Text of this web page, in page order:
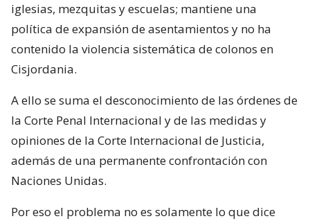
iglesias, mezquitas y escuelas; mantiene una
política de expansión de asentamientos y no ha
contenido la violencia sistemática de colonos en
Cisjordania.
A ello se suma el desconocimiento de las órdenes de
la Corte Penal Internacional y de las medidas y
opiniones de la Corte Internacional de Justicia,
además de una permanente confrontación con
Naciones Unidas.
Por eso el problema no es solamente lo que dice